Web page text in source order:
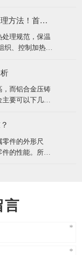
术力量雄厚、
大水磨）、数控
车床、磨床
专业铝合金压铸机件表面处理方法！首选东莞晨达
理规范，保温
、控制加热温
工性能，专业
铸件，由于多次
膨胀
，而铝合金压铸
要可以下几大
学性能的提高
在某些方面更
件的外形尺
的性能。所以
和冷
言